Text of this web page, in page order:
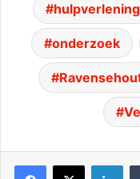
hulpverlening
onderzoek
Facebook
X LinkedIn